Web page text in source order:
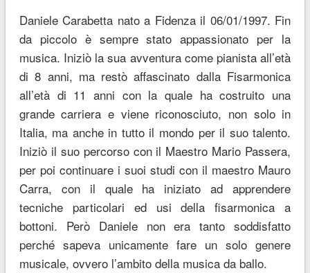
Daniele Carabetta nato a Fidenza il 06/01/1997. Fin
da piccolo è sempre stato appassionato per la
musica. Iniziò la sua avventura come pianista all’età
di 8 anni, ma restò affascinato dalla Fisarmonica
all’età di 11 anni con la quale ha costruito una
grande carriera e viene riconosciuto, non solo in
Italia, ma anche in tutto il mondo per il suo talento.
Iniziò il suo percorso con il Maestro Mario Passera,
per poi continuare i suoi studi con il maestro Mauro
Carra, con il quale ha iniziato ad apprendere
tecniche particolari ed usi della fisarmonica a
bottoni. Però Daniele non era tanto soddisfatto
perché sapeva unicamente fare un solo genere
musicale, ovvero l’ambito della musica da ballo.